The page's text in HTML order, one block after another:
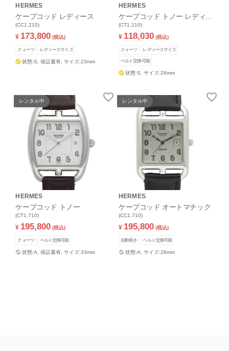
HERMES
ケープコッド レディース
(CC1.210)
¥ 173,800 (税込)
クォーツ レディースサイズ
状態:S, 保証書有, サイズ:23mm
HERMES
ケープコッド トノー レディー
ス
(CT1.210)
¥ 118,030 (税込)
クォーツ レディースサイズ
ベルト交換可能
状態:S, サイズ:26mm
レンタル中
HERMES
ケープコッド トノー
(CT1.710)
¥ 195,800 (税込)
クォーツ ベルト交換可能
状態:A, 保証書有, サイズ:33mm
レンタル中
HERMES
ケープコッド オートマチック
(CC1.710)
¥ 195,800 (税込)
自動巻き ベルト交換可能
状態:A, サイズ:28mm